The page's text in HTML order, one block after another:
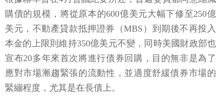
購債的規模，將從原本的600億美元大幅下修至250億
美元，不動產貸款抵押證券（MBS）到期後不再投入
本金的上限則維持350億美元不變，同時美國財政部也
宣布20多年來首次將進行債券回購，目的無非是為了
應對市場漸趨緊張的流動性，並適度舒緩債券市場的
緊繃程度，尤其是在長債上。